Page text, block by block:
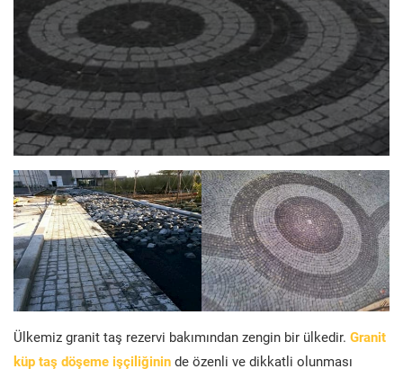
Ülkemiz granit taş rezervi bakımından zengin bir ülkedir. Granit
küp taş döşeme işçiliğinin de özenli ve dikkatli olunması